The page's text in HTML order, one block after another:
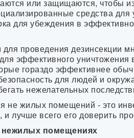
Алексин
Анапа
Арамиль
Аркадак
Армавир
Асбест
Бавлы
или защищаются, чтобы
средства для
для убеждения в
проведения дезинсекции
эффективного уничтожения
гораздо эффективнее
для людей и
нежелательных
не жилых помещений - это
и лучше всего его доверить
нежилых помещениях